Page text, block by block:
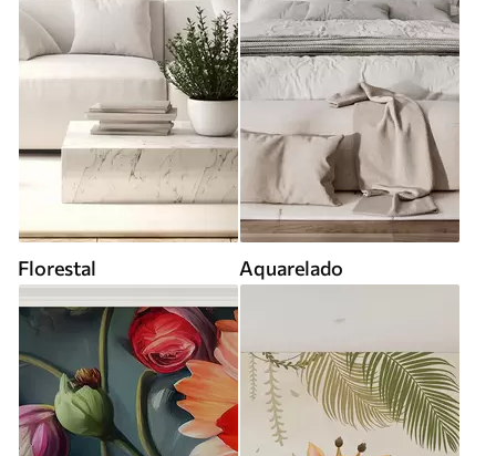
Florestal Aquarelado